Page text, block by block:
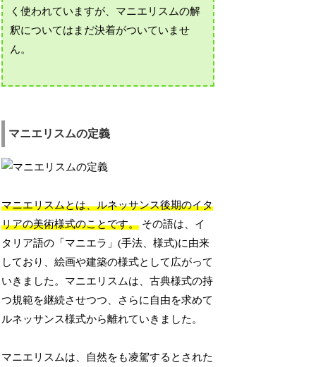
く使われていますが、マニエリスムの解
釈についてはまだ決着がついていませ
ん。
マニエリスムの定義
マニエリスムとは、ルネッサンス後期のイタ
リアの美術様式のことです。 その語は、イ
タリア語の「マニエラ」(手法、様式)に由来
しており、絵画や建築の様式として広がって
いきました。マニエリスムは、古典様式の持
つ規範を継続させつつ、さらに自由を求めて
ルネッサンス様式から離れていきました。
マニエリスムは、自然をも凌駕するとされた